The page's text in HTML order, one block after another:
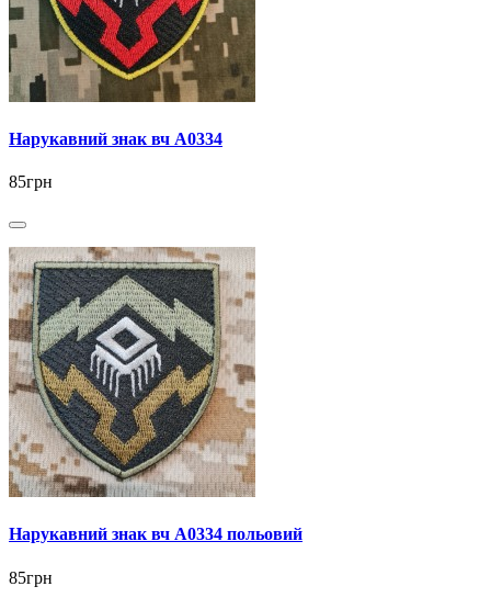
Нарукавний знак вч А0334
85грн
Нарукавний знак вч А0334 польовий
85грн